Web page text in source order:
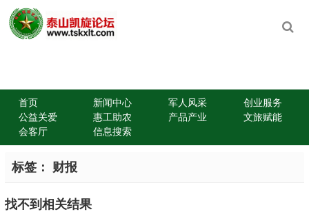
首页 新闻中心 军人风采
创业服务
公益关爱
惠工助农 产品产业
文旅赋能
会客厅
信息搜索
标签： 财报
找不到相关结果